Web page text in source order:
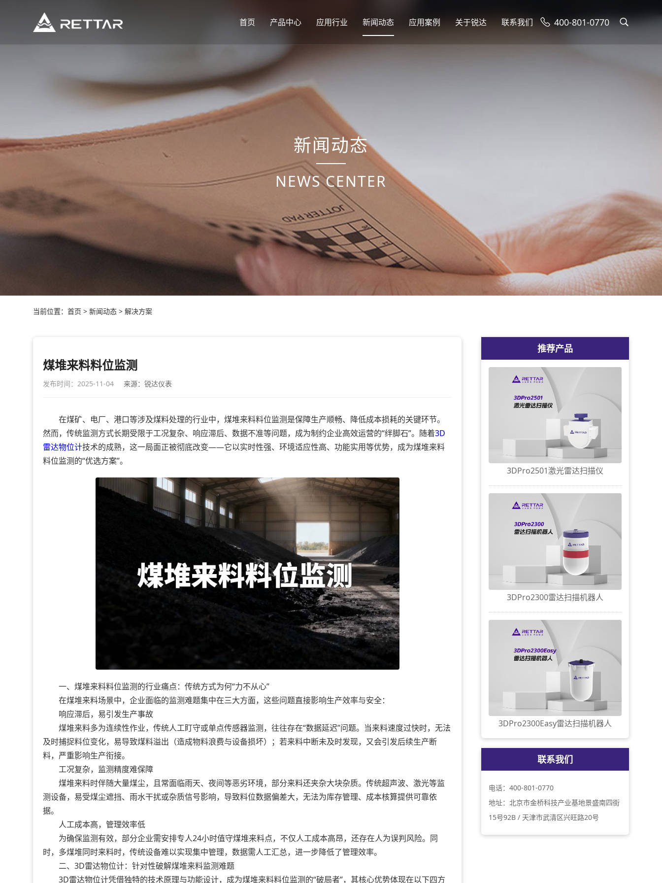
首页 产品中心 应用行业 新闻动态 应用案例 关于锐达 联系我们 400-801-0770
新闻动态
NEWS CENTER
当前位置：首页 > 新闻动态 > 解决方案
煤堆来料料位监测
发布时间：2025-11-04 来源：锐达仪表
在煤矿、电厂、港口等涉及煤料处理的行业中，煤堆来料料位监测是保障生产顺畅、降低成本损耗的关键环节。
然而，传统监测方式长期受限于工况复杂、响应滞后、数据不准等问题，成为制约企业高效运营的“绊脚石”。随着3D
雷达物位计技术的成熟，这一局面正被彻底改变——它以实时性强、环境适应性高、功能实用等优势，成为煤堆来料
料位监测的“优选方案”。
一、煤堆来料料位监测的行业痛点：传统方式为何“力不从心”
在煤堆来料场景中，企业面临的监测难题集中在三大方面，这些问题直接影响生产效率与安全：
响应滞后，易引发生产事故
煤堆来料多为连续性作业，传统人工盯守或单点传感器监测，往往存在“数据延迟”问题。当来料速度过快时，无法
及时捕捉料位变化，易导致煤料溢出（造成物料浪费与设备损坏）；若来料中断未及时发现，又会引发后续生产断
料，严重影响生产衔接。
工况复杂，监测精度难保障
煤堆来料时伴随大量煤尘，且常面临雨天、夜间等恶劣环境，部分来料还夹杂大块杂质。传统超声波、激光等监
测设备，易受煤尘遮挡、雨水干扰或杂质信号影响，导致料位数据偏差大，无法为库存管理、成本核算提供可靠依
据。
人工成本高，管理效率低
为确保监测有效，部分企业需安排专人24小时值守煤堆来料点，不仅人工成本高昂，还存在人为误判风险。同
时，多煤堆同时来料时，传统设备难以实现集中管理，数据需人工汇总，进一步降低了管理效率。
二、3D雷达物位计：针对性破解煤堆来料监测难题
3D雷达物位计凭借独特的技术原理与功能设计，成为煤堆来料料位监测的“破局者”，其核心优势体现在以下四方
推荐产品
3DPro2501激光雷达扫描仪
3DPro2300雷达扫描机器人
3DPro2300Easy雷达扫描机器人
联系我们
电话：400-801-0770
地址：北京市金桥科技产业基地景盛南四街
15号92B / 天津市武清区兴旺路20号